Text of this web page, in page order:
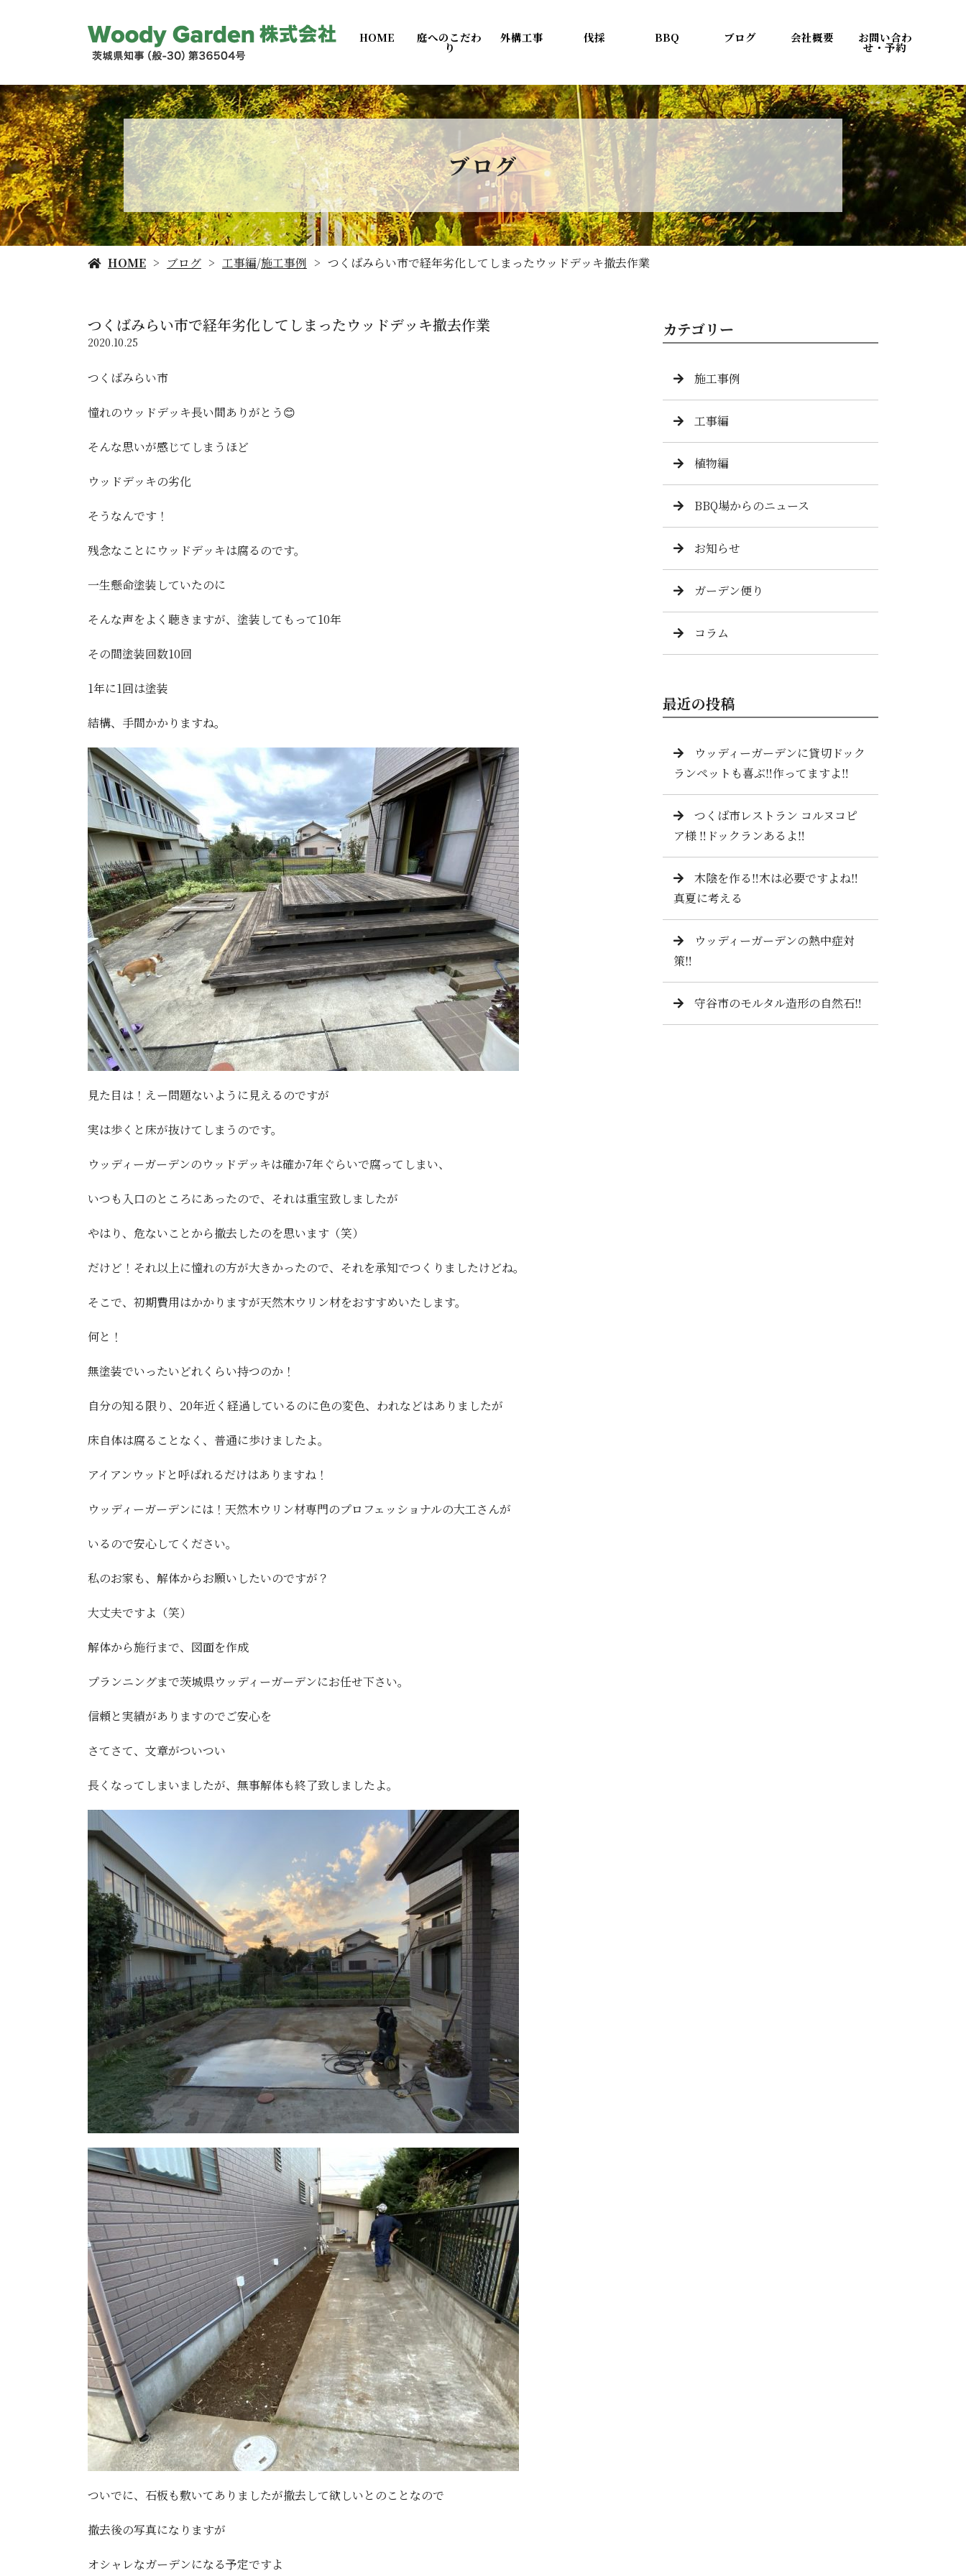
HOME 庭へのこだわ
り
外構工事 伐採 BBQ ブログ 会社概要 お問い合わ
せ・予約
ブログ
HOME ブログ 工事編/施工事例 つくばみらい市で経年劣化してしまったウッドデッキ撤去作業
つくばみらい市で経年劣化してしまったウッドデッキ撤去作業
2020.10.25
つくばみらい市
憧れのウッドデッキ長い間ありがとう😊
そんな思いが感じてしまうほど
ウッドデッキの劣化
そうなんです！
残念なことにウッドデッキは腐るのです。
一生懸命塗装していたのに
そんな声をよく聴きますが、塗装してもって10年
その間塗装回数10回
1年に1回は塗装
結構、手間かかりますね。
見た目は！えー問題ないように見えるのですが
実は歩くと床が抜けてしまうのです。
ウッディーガーデンのウッドデッキは確か7年ぐらいで腐ってしまい、
いつも入口のところにあったので、それは重宝致しましたが
やはり、危ないことから撤去したのを思います（笑）
だけど！それ以上に憧れの方が大きかったので、それを承知でつくりましたけどね。
そこで、初期費用はかかりますが天然木ウリン材をおすすめいたします。
何と！
無塗装でいったいどれくらい持つのか！
自分の知る限り、20年近く経過しているのに色の変色、われなどはありましたが
床自体は腐ることなく、普通に歩けましたよ。
アイアンウッドと呼ばれるだけはありますね！
ウッディーガーデンには！天然木ウリン材専門のプロフェッショナルの大工さんが
いるので安心してください。
私のお家も、解体からお願いしたいのですが？
大丈夫ですよ（笑）
解体から施行まで、図面を作成
プランニングまで茨城県ウッディーガーデンにお任せ下さい。
信頼と実績がありますのでご安心を
さてさて、文章がついつい
長くなってしまいましたが、無事解体も終了致しましたよ。
ついでに、石板も敷いてありましたが撤去して欲しいとのことなので
撤去後の写真になりますが
オシャレなガーデンになる予定ですよ
カテゴリー
施工事例
工事編
植物編
BBQ場からのニュース
お知らせ
ガーデン便り
コラム
最近の投稿
ウッディーガーデンに貸切ドック
ランペットも喜ぶ‼️作ってますよ‼️
つくば市レストラン コルヌコピ
ア様 ‼️ドックランあるよ‼️
木陰を作る‼️木は必要ですよね‼️
真夏に考える
ウッディーガーデンの熱中症対
策‼️
守谷市のモルタル造形の自然石‼️